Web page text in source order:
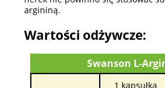
argininą.
Wartości odżywcze:
Swanson L-
1 kapsułka